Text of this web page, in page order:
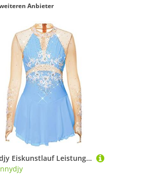
Anbieter
Nnnydjy Eiskunstlauf Leistung Kleid Aus Spitze Für Mädchen Hook Finger Langarm Gymnastik Trikot Handgefertigte Eislauf Tanzwettbewerbskleidung Für Damen Mit Diamant,F,12_15Years